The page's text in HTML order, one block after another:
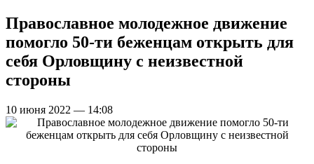
Православное молодежное движение
помогло 50-ти беженцам открыть для
себя Орловщину с неизвестной
стороны
10 июня 2022 — 14:08